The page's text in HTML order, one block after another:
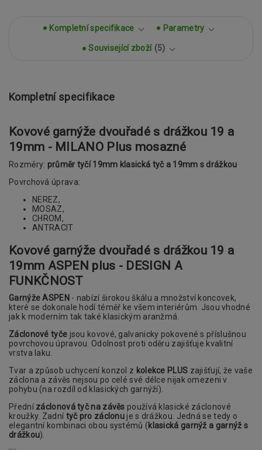
Kompletní specifikace Parametry
Související zboží 5
Kompletní specifikace
Kovové garnýže dvouřadé s drážkou 19 a
19mm - MILANO Plus mosazné
Rozměry: průměr tyčí 19mm klasická tyč a 19mm s drážkou
Povrchová úprava:
NEREZ,
MOSAZ,
CHROM,
ANTRACIT
Kovové garnýže dvouřadé s drážkou 19 a
19mm ASPEN plus - DESIGN A
FUNKČNOST
Garnýže ASPEN - nabízí širokou škálu a množství koncovek,
které se dokonale hodí téměř ke všem interiérům. Jsou vhodné
jak k moderním tak také klasickým aranžmá.
Záclonové tyče jsou kovové, galvanicky pokovené s příslušnou
povrchovou úpravou. Odolnost proti oděru zajišťuje kvalitní
vrstva laku.
Tvar a způsob uchycení konzol z kolekce PLUS zajišťují, že vaše
záclona a závěs nejsou po celé své délce nijak omezeni v
pohybu (na rozdíl od klasických garnýží).
Přední záclonová tyč na závěs používá klasické záclonové
kroužky. Zadní tyč pro záclonu je s drážkou. Jedná se tedy o
elegantní kombinaci obou systémů (klasická garnýž a garnýž s
drážkou).